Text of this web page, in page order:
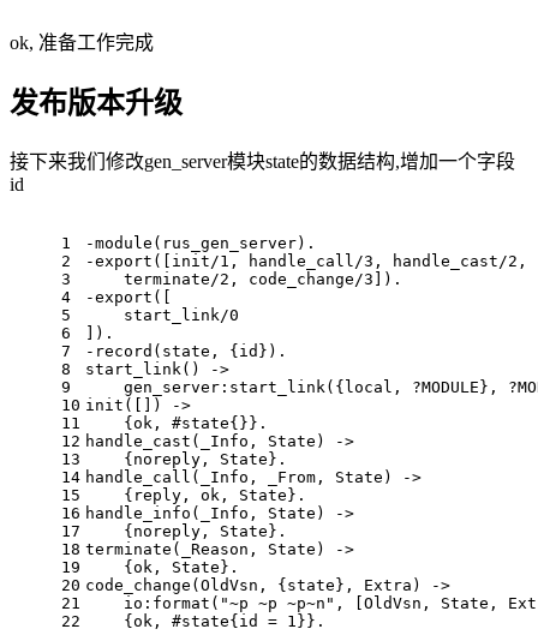
ok, 准备工作完成
发布版本升级
接下来我们修改gen_server模块state的数据结构,增加一个字段
id
1
2
3
4
5
6
7
8
9
10
11
12
13
14
15
16
17
18
19
20
21
22
-module(rus_gen_server).
-export([init/1, handle_call/3, handle_cast/2,
    terminate/2, code_change/3]).
-export([
    start_link/0
]).
-record(state, {id}).
start_link() ->
gen_server:start_link({local, ?MODULE},
init([]) ->
    {ok, #state{}}.
handle_cast(_Info, State) ->
    {noreply, State}.
handle_call(_Info, _From, State) ->
    {reply, ok, State}.
handle_info(_Info, State) ->
    {noreply, State}.
terminate(_Reason, State) ->
    {ok, State}.
code_change(OldVsn, {state}, Extra) ->
io:format("~p ~p ~p~n", [OldVsn, State,
    {ok, #state{id = 1}}.